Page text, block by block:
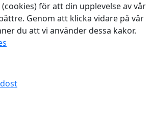
för att din upplevelse av vår
Genom att klicka vidare på vår
du att vi använder dessa kakor.